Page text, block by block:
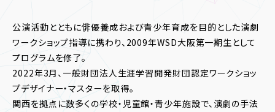
公演活動とともに俳優養成および青少年育成を目的とした演劇
ワークショップ指導に携わり、2009年WSD大阪第一期生として
プログラムを修了。
2022年3月、一般財団法人生涯学習開発財団認定ワークショッ
プデザイナー・マスターを取得。
関西を拠点に数多くの学校・児童館・青少年施設で、演劇の手法